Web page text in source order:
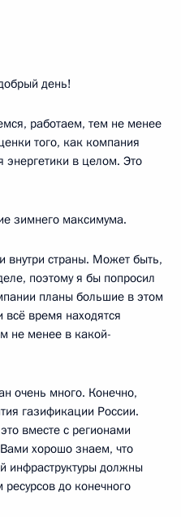
день!
работаем, тем не менее
того, как компания
в целом. Это
зимнего максимума.
внутри страны. Может быть,
поэтому я бы попросил
планы большие в этом
время находятся
не менее в какой-
очень много. Конечно,
газификации России.
вместе с регионами
хорошо знаем, что
инфраструктуры должны
до конечного